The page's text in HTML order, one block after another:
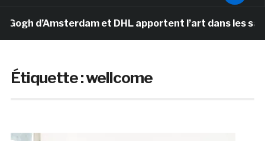
d’Amsterdam et DHL apportent l’art dans les salles
Étiquette :wellcome